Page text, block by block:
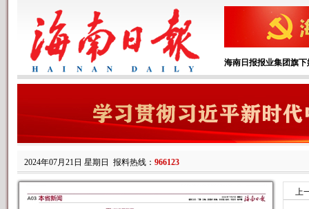
海南日报报业集团旗下
2024年07月21日 星期日 报料热线： 966123
上